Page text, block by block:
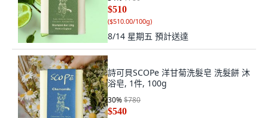
$510
($510.00/100g)
8/14 星期五 預計送達
詩可貝SCOPe 洋甘菊洗髮皂 洗髮餅 沐
浴皂, 1件, 100g
30%$780
$540